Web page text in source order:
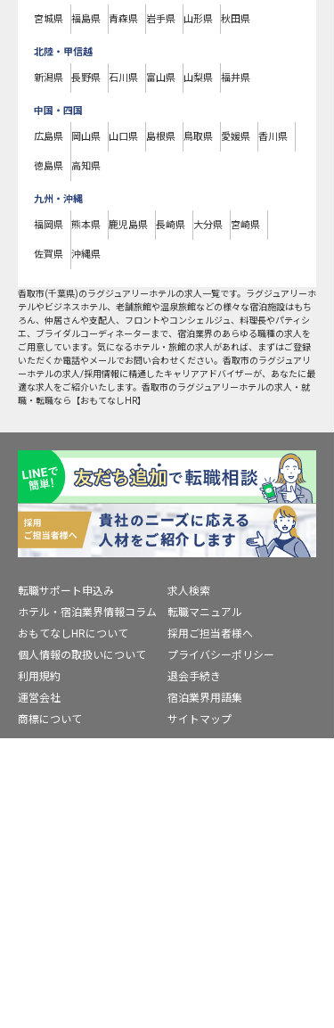
宮城県 福島県 青森県 岩手県 山形県 秋田県
北陸・甲信越
新潟県 長野県 石川県 富山県 山梨県 福井県
中国・四国
広島県 岡山県 山口県 島根県 鳥取県 愛媛県 香川県
徳島県 高知県
九州・沖縄
福岡県 熊本県 鹿児島県 長崎県 大分県 宮崎県
佐賀県 沖縄県
香取市(千葉県)のラグジュアリーホテルの求人一覧です。ラグジュアリーホ
テルやビジネスホテル、老舗旅館や温泉旅館などの様々な宿泊施設はもち
ろん、仲居さんや支配人、フロントやコンシェルジュ、料理長やパティシ
エ、ブライダルコーディネーターまで、宿泊業界のあらゆる職種の求人を
ご用意しています。気になるホテル・旅館の求人があれば、まずはご登録
いただくか電話やメールでお問い合わせください。香取市のラグジュアリ
ーホテルの求人/採用情報に精通したキャリアアドバイザーが、あなたに最
適な求人をご紹介いたします。香取市のラグジュアリーホテルの求人・就
職・転職なら【おもてなしHR】
転職サポート申込み
求人検索
ホテル・宿泊業界情報コラム
転職マニュアル
おもてなしHRについて
採用ご担当者様へ
個人情報の取扱いについて
プライバシーポリシー
利用規約
退会手続き
運営会社
宿泊業界用語集
商標について
サイトマップ